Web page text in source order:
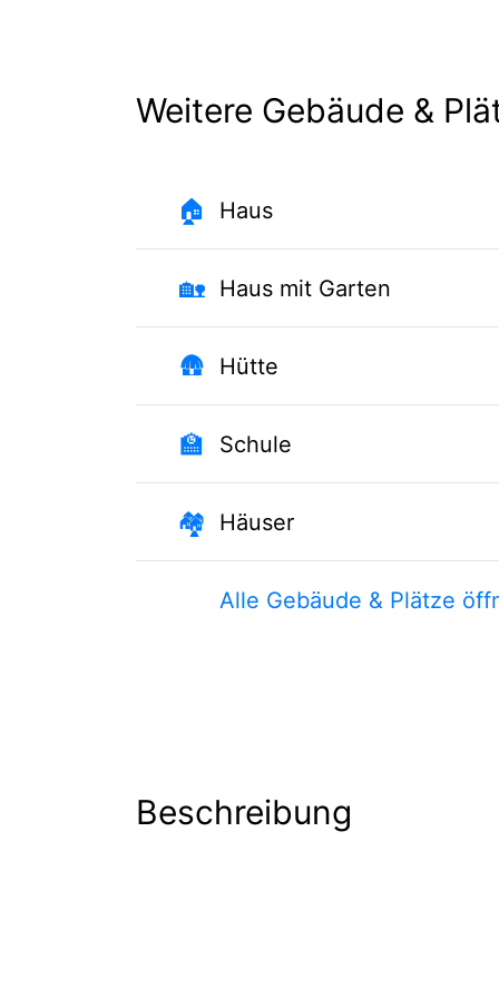
Weitere Gebäude &
🏠 Haus
🏡 Haus mit Garten
🛖 Hütte
🏫 Schule
🏘 Häuser
Alle Gebäude & Plätze
Beschreibung